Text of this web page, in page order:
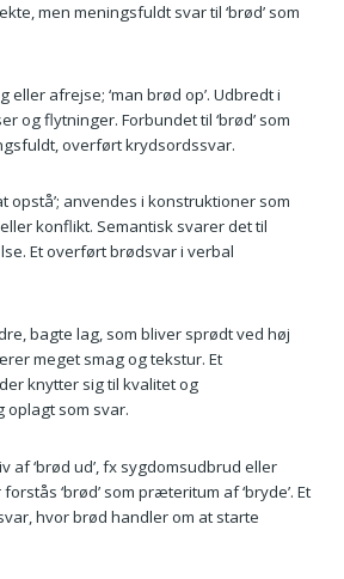
men meningsfuldt svar til ‘brød’ som
eller afrejse; ‘man brød op’. Udbredt i
og flytninger. Forbundet til ‘brød’ som
overført krydsordssvar.
opstå’; anvendes i konstruktioner som
eller konflikt. Semantisk svarer det til
Et overført brødsvar i verbal
bagte lag, som bliver sprødt ved høj
meget smag og tekstur. Et
knytter sig til kvalitet og
oplagt som svar.
af ‘brød ud’, fx sygdomsudbrud eller
‘brød’ som præteritum af ‘bryde’. Et
hvor brød handler om at starte